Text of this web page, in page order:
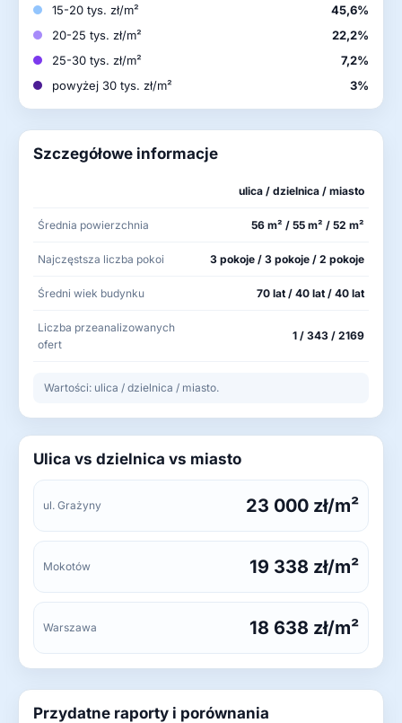
15-20 tys. zł/m²
45,6%
20-25 tys. zł/m²
22,2%
25-30 tys. zł/m²
7,2%
powyżej 30 tys. zł/m²
3%
Szczegółowe informacje
ulica / dzielnica / miasto
Średnia powierzchnia 56 m² / 55 m² / 52 m²
Najczęstsza liczba pokoi 3 pokoje / 3 pokoje / 2 pokoje
Średni wiek budynku 70 lat / 40 lat / 40 lat
Liczba przeanalizowanych
ofert
1 / 343 / 2169
Wartości: ulica / dzielnica / miasto.
Ulica vs dzielnica vs miasto
ul. Grażyny 23 000 zł/m²
Mokotów 19 338 zł/m²
Warszawa 18 638 zł/m²
Przydatne raporty i porównania